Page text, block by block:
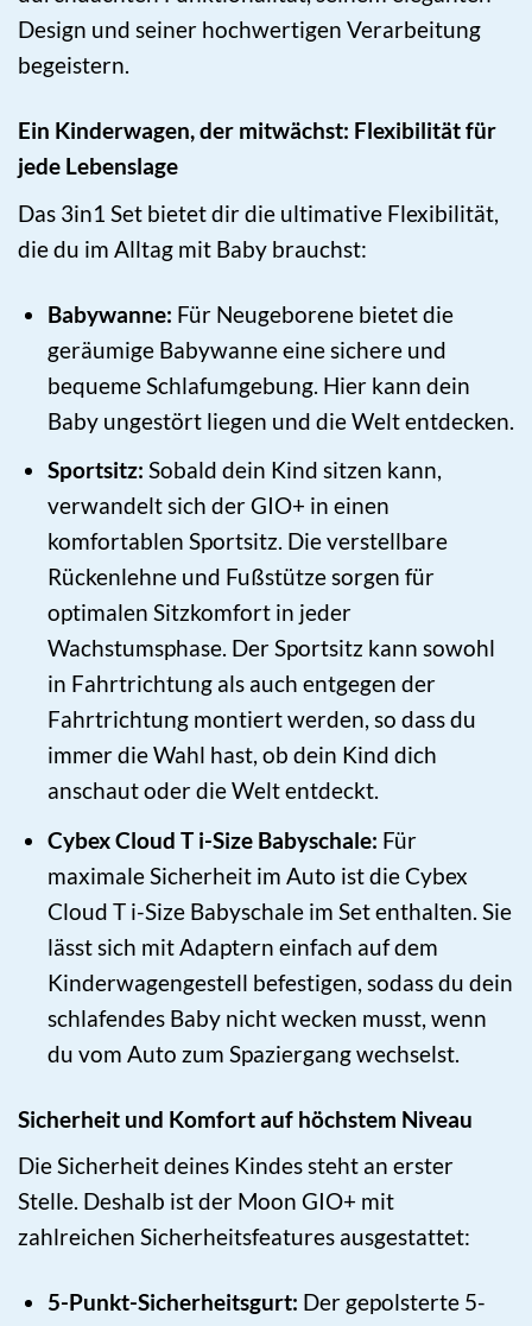
Design und seiner hochwertigen Verarbeitung
begeistern.
Ein Kinderwagen, der mitwächst: Flexibilität für
jede Lebenslage
Das 3in1 Set bietet dir die ultimative Flexibilität,
die du im Alltag mit Baby brauchst:
Babywanne: Für Neugeborene bietet die
geräumige Babywanne eine sichere und
bequeme Schlafumgebung. Hier kann dein
Baby ungestört liegen und die Welt entdecken.
Sportsitz: Sobald dein Kind sitzen kann,
verwandelt sich der GIO+ in einen
komfortablen Sportsitz. Die verstellbare
Rückenlehne und Fußstütze sorgen für
optimalen Sitzkomfort in jeder
Wachstumsphase. Der Sportsitz kann sowohl
in Fahrtrichtung als auch entgegen der
Fahrtrichtung montiert werden, so dass du
immer die Wahl hast, ob dein Kind dich
anschaut oder die Welt entdeckt.
Cybex Cloud T i-Size Babyschale: Für
maximale Sicherheit im Auto ist die Cybex
Cloud T i-Size Babyschale im Set enthalten. Sie
lässt sich mit Adaptern einfach auf dem
Kinderwagengestell befestigen, sodass du dein
schlafendes Baby nicht wecken musst, wenn
du vom Auto zum Spaziergang wechselst.
Sicherheit und Komfort auf höchstem Niveau
Die Sicherheit deines Kindes steht an erster
Stelle. Deshalb ist der Moon GIO+ mit
zahlreichen Sicherheitsfeatures ausgestattet:
5-Punkt-Sicherheitsgurt: Der gepolsterte 5-